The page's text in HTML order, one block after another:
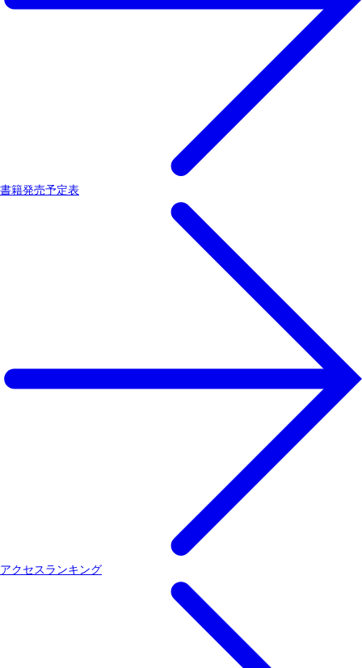
書籍発売予定表
アクセスランキング